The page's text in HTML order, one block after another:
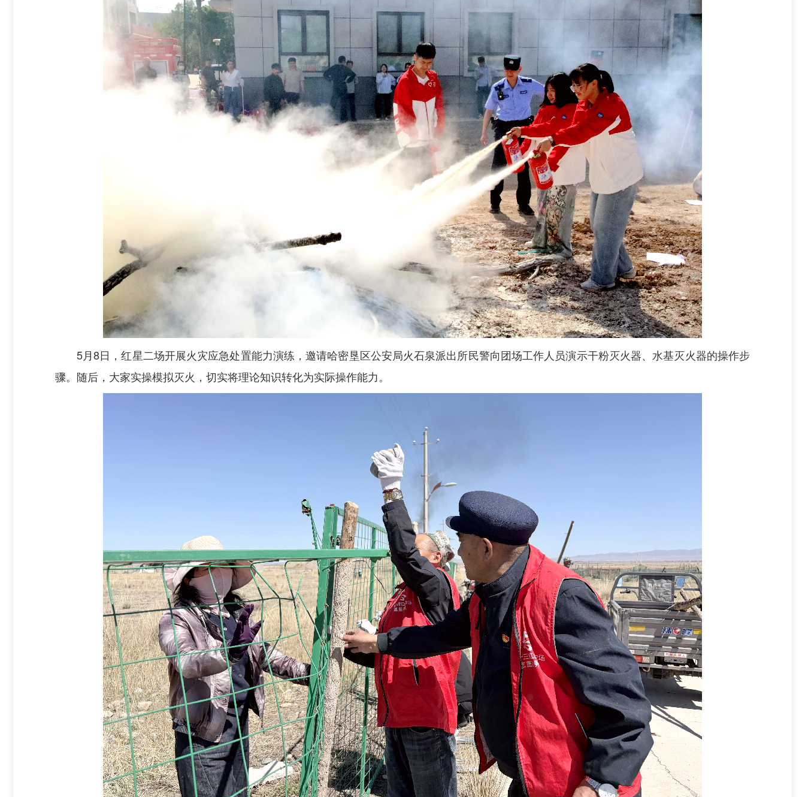
5月8日，红星二场开展火灾应急处置能力演练，邀请哈密垦区公安局火石泉派出所民警向团场工作人员演示干粉灭火器、水基灭火器的操作步
骤。随后，大家实操模拟灭火，切实将理论知识转化为实际操作能力。